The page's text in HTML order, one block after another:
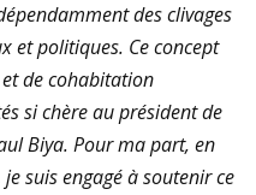
des clivages
et politiques. Ce concept
de cohabitation
si chère au président de
Biya. Pour ma part, en
suis engagé à soutenir ce